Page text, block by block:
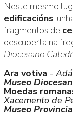
Neste mesmo
edificacións,
fragmentos de
descuberta na
Diocesano
Ara votiva - Adá
Museo
Moedas
Xacemento de
Museo